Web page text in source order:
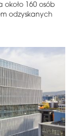
160 osób
odzyskanych